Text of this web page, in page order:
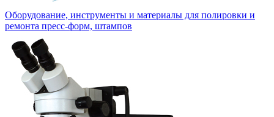
Оборудование, инструменты и материалы для полировки и
ремонта пресс-форм, штампов